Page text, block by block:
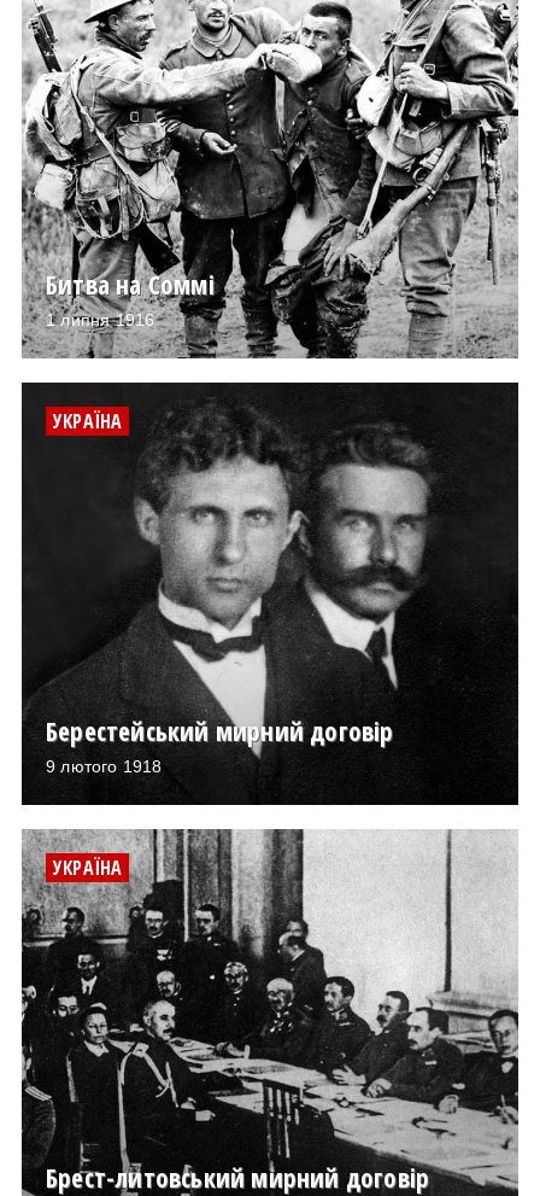
Битва на Соммі
1 липня 1916
УКРАЇНА
Берестейський мирний договір
9 лютого 1918
УКРАЇНА
Брест-литовський мирний договір